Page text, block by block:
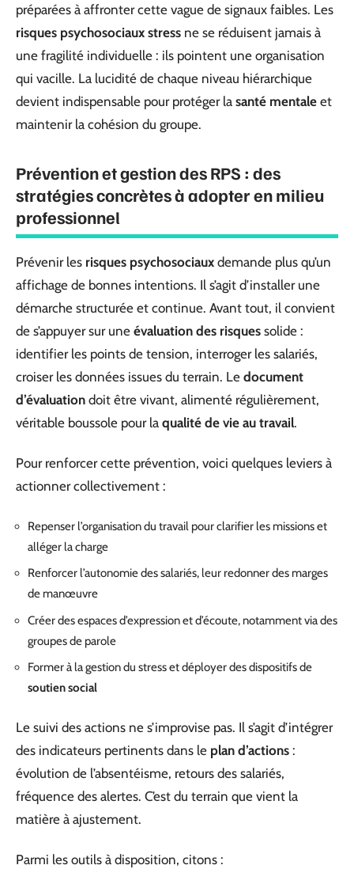
préparées à affronter cette vague de signaux faibles. Les
risques psychosociaux stress ne se réduisent jamais à
une fragilité individuelle : ils pointent une organisation
qui vacille. La lucidité de chaque niveau hiérarchique
devient indispensable pour protéger la santé mentale et
maintenir la cohésion du groupe.
Prévention et gestion des RPS : des
stratégies concrètes à adopter en milieu
professionnel
Prévenir les risques psychosociaux demande plus qu’un
affichage de bonnes intentions. Il s’agit d’installer une
démarche structurée et continue. Avant tout, il convient
de s’appuyer sur une évaluation des risques solide :
identifier les points de tension, interroger les salariés,
croiser les données issues du terrain. Le document
d’évaluation doit être vivant, alimenté régulièrement,
véritable boussole pour la qualité de vie au travail.
Pour renforcer cette prévention, voici quelques leviers à
actionner collectivement :
Repenser l’organisation du travail pour clarifier les missions et
alléger la charge
Renforcer l’autonomie des salariés, leur redonner des marges
de manœuvre
Créer des espaces d’expression et d’écoute, notamment via des
groupes de parole
Former à la gestion du stress et déployer des dispositifs de
soutien social
Le suivi des actions ne s’improvise pas. Il s’agit d’intégrer
des indicateurs pertinents dans le plan d’actions :
évolution de l’absentéisme, retours des salariés,
fréquence des alertes. C’est du terrain que vient la
matière à ajustement.
Parmi les outils à disposition, citons :